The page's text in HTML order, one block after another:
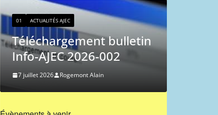
ACTUALITÉS AJEC
Classement ICCF des
joueurs de l’AJEC –
2026/3
27 juin 2026 Ferdinand Jocelyn